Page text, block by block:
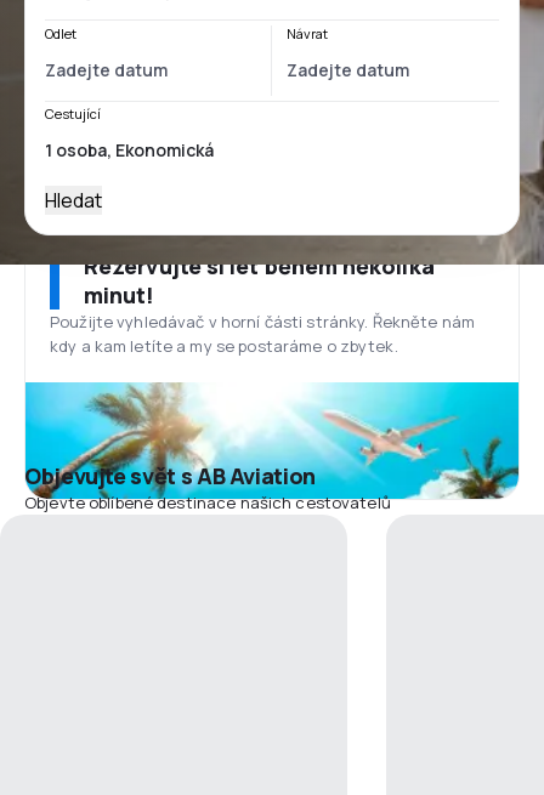
Odlet Návrat
Cestující
Hledat
Rezervujte si let během několika
minut!
Použijte vyhledávač v horní části stránky. Řekněte nám
kdy a kam letíte a my se postaráme o zbytek.
Objevujte svět s AB Aviation
Objevte oblíbené destinace našich cestovatelů